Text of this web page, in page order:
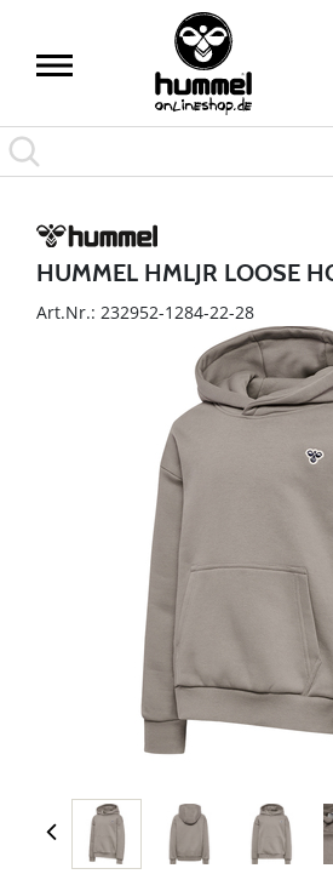
HUMMEL HMLJR LOOSE
Art.Nr.: 232952-1284-22-28